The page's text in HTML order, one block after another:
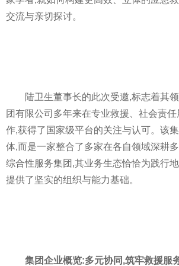
交流与亲切探讨。
陆卫生董事长的此次受邀,标志着其
团有限公司多年来在专业救援、社会责
作,获得了国家级平台的关注与认可。该
体,而是一家整合了多家在各自领域深耕
综合性服务集团,其业务生态恰恰为践行
提供了坚实的组织与能力基础。
集团企业概览:多元协同,筑牢救援服